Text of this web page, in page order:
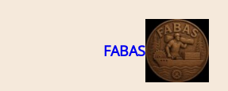
تخطى
FABAS
الرئيسية/ Uncategorized